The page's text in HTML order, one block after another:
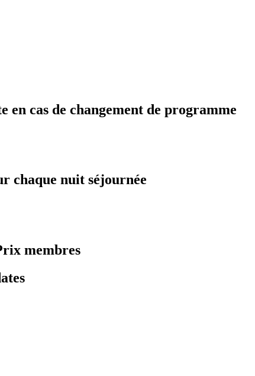
en cas de changement de programme
chaque nuit séjournée
membres